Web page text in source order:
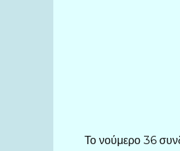
Το νούμερο 36